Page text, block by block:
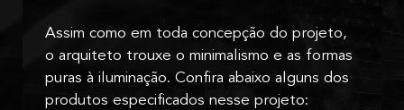
Assim como em toda concepção do projeto,
o arquiteto trouxe o minimalismo e as formas
puras à iluminação. Confira abaixo alguns dos
produtos especificados nesse projeto: